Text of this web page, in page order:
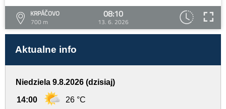
KRPÁČOVO
700 m
08:10
13. 6. 2026
Aktualne info
Niedziela 9.8.2026 (dzisiaj)
14:00 26 °C